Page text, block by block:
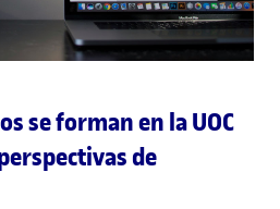
se forman en la UOC
de